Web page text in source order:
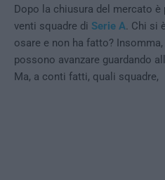
Dopo la chiusura del mercato
venti squadre di Serie A. Chi si
osare e non ha fatto?
possono avanzare guardando
Ma, a conti fatti, quali squadre,